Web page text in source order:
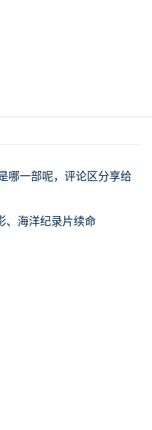
哪一部呢，评论区分享给
、海洋纪录片续命